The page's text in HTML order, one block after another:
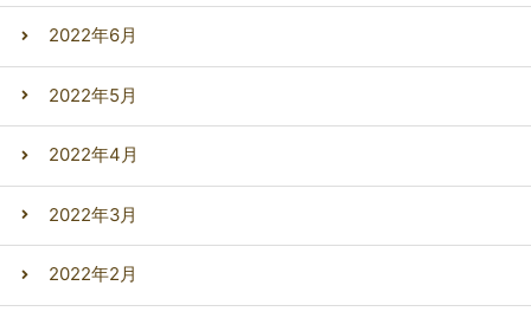
2022年6月
2022年5月
2022年4月
2022年3月
2022年2月